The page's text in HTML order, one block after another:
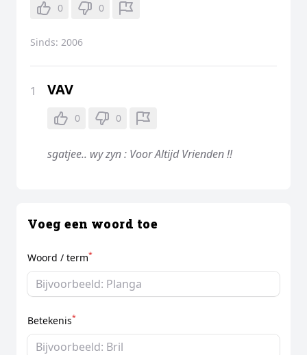
0 0
Sinds: 2006
1 VAV
0 0
sgatjee.. wy zyn : Voor Altijd Vrienden !!
Voeg een woord toe
Woord / term*
Betekenis*